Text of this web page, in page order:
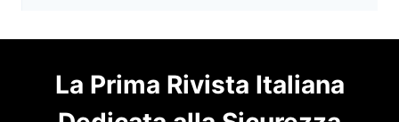
La Prima Rivista Italiana